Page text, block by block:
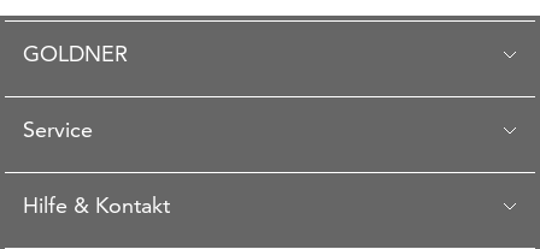
GOLDNER
Service
Hilfe & Kontakt